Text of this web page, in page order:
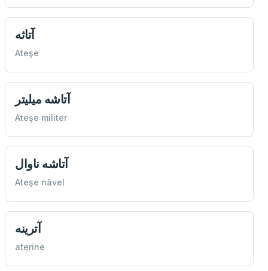
آتاثه
Ateşe
آتاشه ميليتر
Ateşe militer
آتاشه‌ ناوال
Ateşe nâvel
آترينه
aterine